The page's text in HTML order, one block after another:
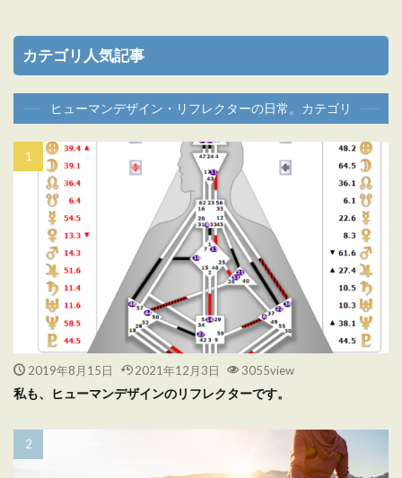
カテゴリ人気記事
ヒューマンデザイン・リフレクターの日常。カテゴリ
2019年8月15日 2021年12月3日 3055view
私も、ヒューマンデザインのリフレクターです。